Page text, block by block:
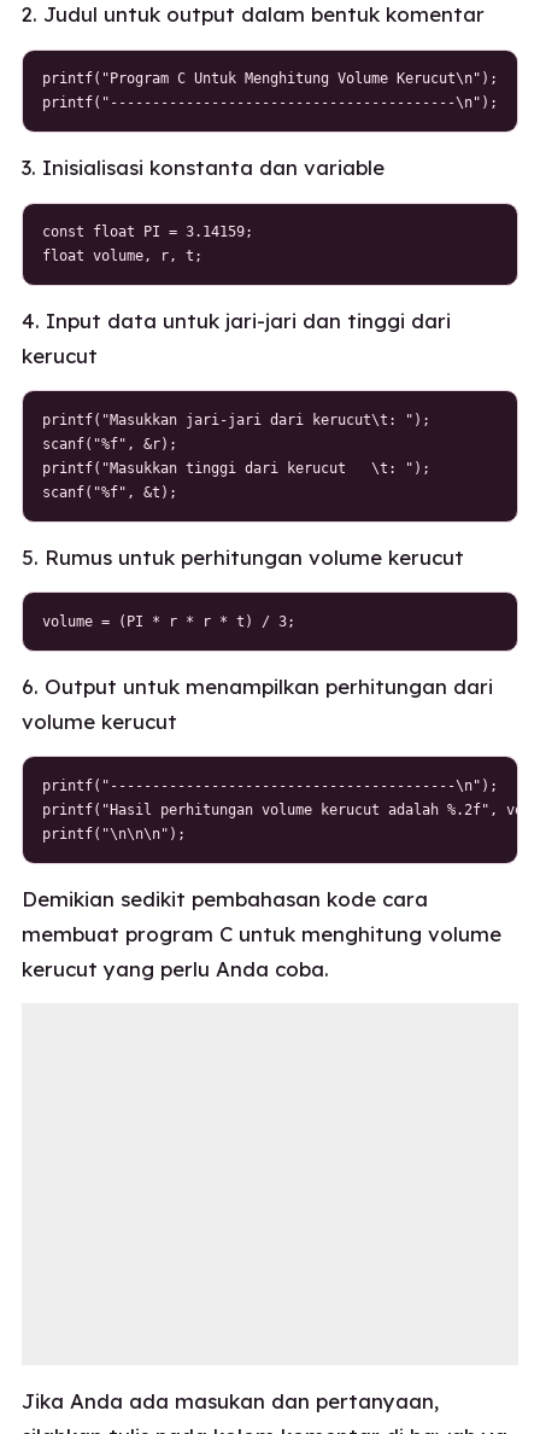
2. Judul untuk output dalam bentuk komentar
printf("Program C Untuk Menghitung Volume Kerucut\n");
printf("-----------------------------------------\n");
3. Inisialisasi konstanta dan variable
const float PI = 3.14159;
float volume, r, t;
4. Input data untuk jari-jari dan tinggi dari
kerucut
printf("Masukkan jari-jari dari kerucut\t: ");
scanf("%f", &r);
printf("Masukkan tinggi dari kerucut   \t: ");
scanf("%f", &t);
5. Rumus untuk perhitungan volume kerucut
volume = (PI * r * r * t) / 3;
6. Output untuk menampilkan perhitungan dari
volume kerucut
printf("-----------------------------------------\n");
printf("Hasil perhitungan volume kerucut adalah %.2f",
printf("\n\n\n");
Demikian sedikit pembahasan kode cara
membuat program C untuk menghitung volume
kerucut yang perlu Anda coba.
Jika Anda ada masukan dan pertanyaan,